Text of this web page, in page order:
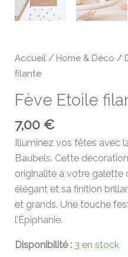
Accueil / Home & Déco /
filante
Fève Etoile
7,00€
Illuminez vos fêtes avec
Baubels. Cette
originalité à votre galette
élégant et sa finition
et grands. Une touche
l’Épiphanie.
Disponibilité : 3 en stock